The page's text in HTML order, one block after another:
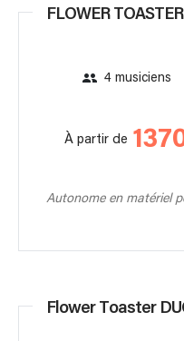
FLOWER TOASTER
4 musiciens
À partir de
Autonome en matériel
Flower Toaster